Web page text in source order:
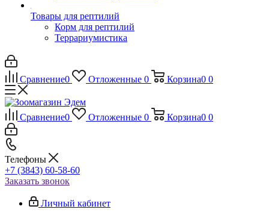
Товары для рептилий
Корм для рептилий
Террариумистика
Сравнение0 Отложенные 0 Корзина0 0
Сравнение0 Отложенные 0 Корзина0 0
Телефоны
+7 (3843) 60-58-60
Заказать звонок
Личный кабинет